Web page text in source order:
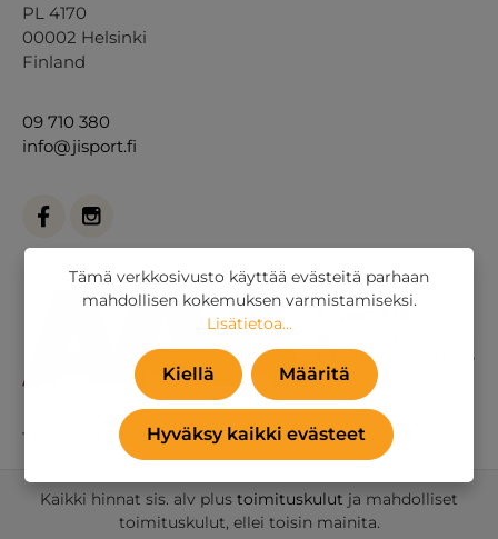
PL 4170
00002 Helsinki
Finland
09 710 380
info@jisport.fi
Tai yhteydenottolomakkeella.
Kaikki hinnat sis. alv plus toimituskulut ja mahdolliset
toimituskulut, ellei toisin mainita.
Tämä verkkosivusto käyttää evästeitä parhaan
mahdollisen kokemuksen varmistamiseksi.
Lisätietoa...
Kiellä Määritä
Hyväksy kaikki evästeet